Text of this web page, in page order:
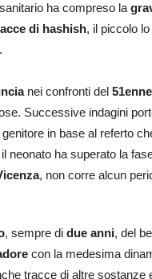
ha compreso la
di hashish, il piccolo
nei confronti del 51enne
Successive indagini
genitore in base al referto
neonato ha superato la
, non corre alcun
, sempre di due anni, del
con la medesima
tracce di altre sostanze